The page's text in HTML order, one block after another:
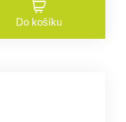
Do košíku